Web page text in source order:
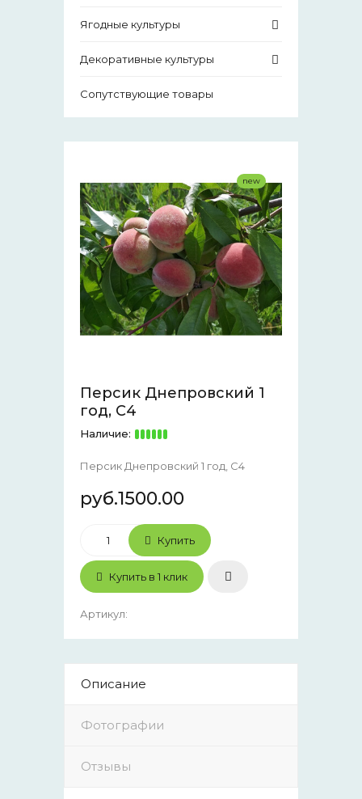
Ягодные культуры
Декоративные культуры
Сопутствующие товары
new
Персик Днепровский 1
год, С4
Наличие:
Персик Днепровский 1 год, С4
руб.1500.00
Купить
Купить в 1 клик
Артикул:
Описание
Фотографии
Отзывы